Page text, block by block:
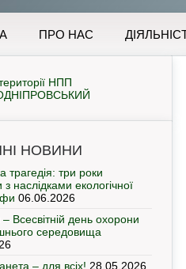
ПРО НАС
НОВИНИ
трагедія: три роки
наслідками екологічної
06.06.2026
Всесвітній день охорони
середовища
– для всіх! 28.05.2026